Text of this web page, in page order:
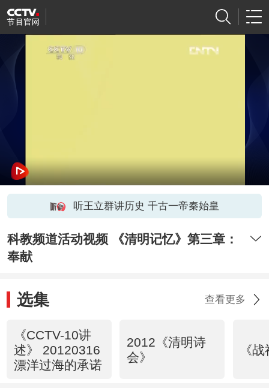
听王立群讲历史 千古一帝秦始皇
科教频道活动视频 《清明记忆》第三章：
奉献
选集 查看更多
《CCTV-10讲
述》 20120316
漂洋过海的承诺
2012《清明诗
会》
《